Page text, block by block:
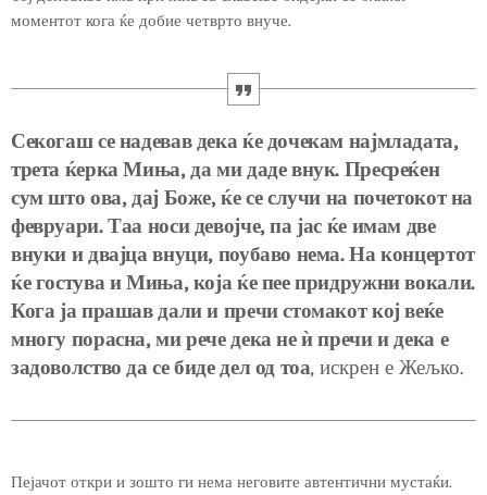
моментот кога ќе добие четврто внуче.
Секогаш се надевав дека ќе дочекам најмладата,
трета ќерка Миња, да ми даде внук. Пресреќен
сум што ова, дај Боже, ќе се случи на почетокот на
февруари. Таа носи девојче, па јас ќе имам две
внуки и двајца внуци, поубаво нема. На концертот
ќе гостува и Миња, која ќе пее придружни вокали.
Кога ја прашав дали и пречи стомакот кој веќе
многу порасна, ми рече дека не ѝ пречи и дека е
задоволство да се биде дел од тоа, искрен е Жељко.
Пејачот откри и зошто ги нема неговите автентични мустаќи.